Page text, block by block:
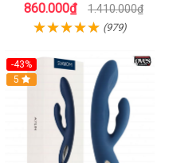
860.000₫ 1.410.000₫
(979)
-43%
Hot
5